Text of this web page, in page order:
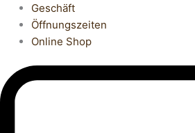
Geschäft
Öffnungszeiten
Online Shop